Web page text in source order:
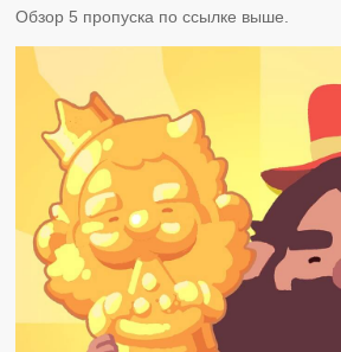
Обзор 5 пропуска по ссылке выше.